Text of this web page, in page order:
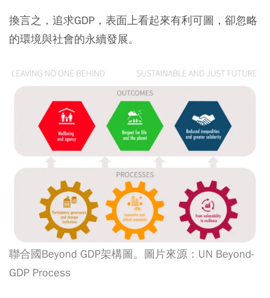
換言之，追求GDP，表面上看起來有利可圖，卻忽略
的環境與社會的永續發展。
聯合國Beyond GDP架構圖。圖片來源：UN Beyond-
GDP Process